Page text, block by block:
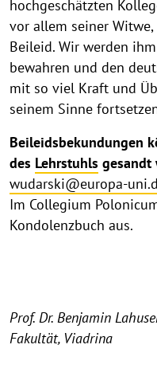
hochgeschätzten
vor allem seiner
Beileid. Wir werden
bewahren und den
mit so viel Kraft und
seinem Sinne
Beileidsbekundungen
des Lehrstuhls gesandt
wudarski@europa-
Im Collegium
Kondolenzbuch aus.
Prof. Dr. Benjamin
Fakultät, Viadrina